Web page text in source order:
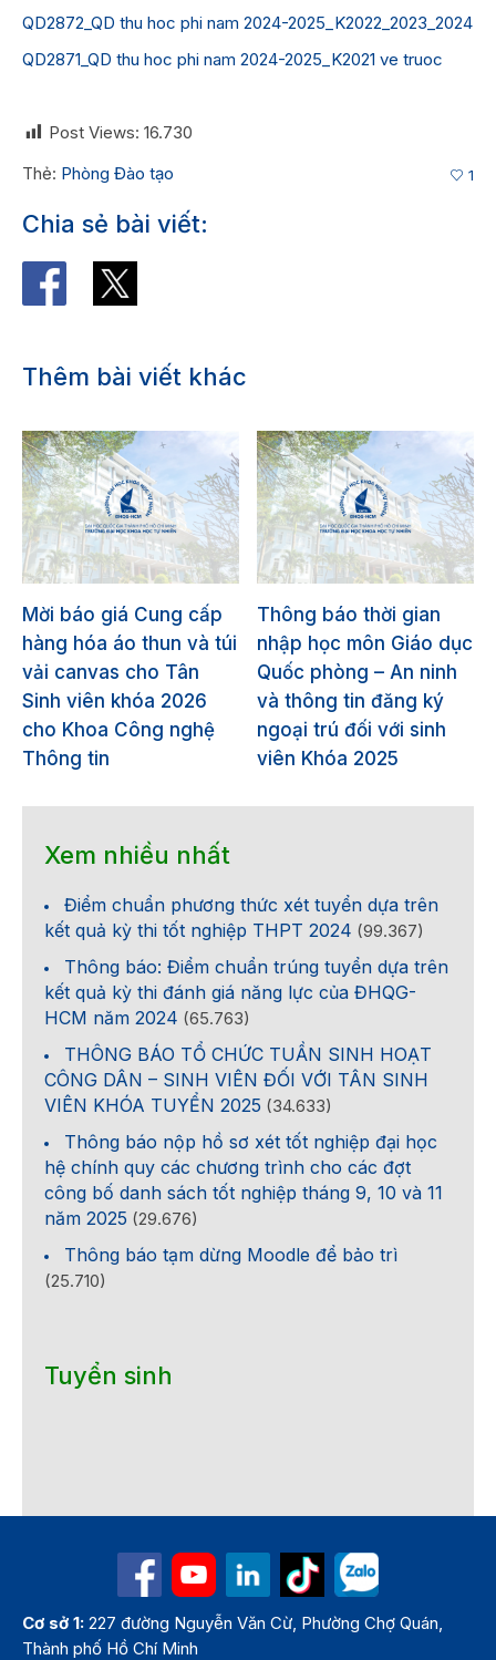
QD2872_QD thu hoc phi nam 2024-2025_K2022_2023_2024
QD2871_QD thu hoc phi nam 2024-2025_K2021 ve truoc
Post Views: 16.730
Thẻ: Phòng Đào tạo 1
Chia sẻ bài viết:
Thêm bài viết khác
Mời báo giá Cung cấp
hàng hóa áo thun và túi
vải canvas cho Tân
Sinh viên khóa 2026
cho Khoa Công nghệ
Thông tin
Thông báo thời gian
nhập học môn Giáo dục
Quốc phòng – An ninh
và thông tin đăng ký
ngoại trú đối với sinh
viên Khóa 2025
Xem nhiều nhất
Điểm chuẩn phương thức xét tuyển dựa trên
kết quả kỳ thi tốt nghiệp THPT 2024 (99.367)
Thông báo: Điểm chuẩn trúng tuyển dựa trên
kết quả kỳ thi đánh giá năng lực của ĐHQG-
HCM năm 2024 (65.763)
THÔNG BÁO TỔ CHỨC TUẦN SINH HOẠT
CÔNG DÂN – SINH VIÊN ĐỐI VỚI TÂN SINH
VIÊN KHÓA TUYỂN 2025 (34.633)
Thông báo nộp hồ sơ xét tốt nghiệp đại học
hệ chính quy các chương trình cho các đợt
công bố danh sách tốt nghiệp tháng 9, 10 và 11
năm 2025 (29.676)
Thông báo tạm dừng Moodle để bảo trì
(25.710)
Tuyển sinh
Cơ sở 1: 227 đường Nguyễn Văn Cừ, Phường Chợ Quán,
Thành phố Hồ Chí Minh